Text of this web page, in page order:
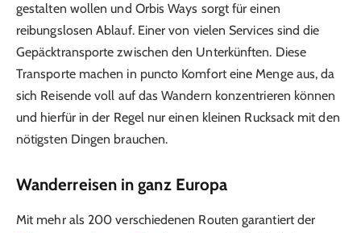
gestalten wollen und Orbis Ways sorgt für einen
reibungslosen Ablauf. Einer von vielen Services sind die
Gepäcktransporte zwischen den Unterkünften. Diese
Transporte machen in puncto Komfort eine Menge aus, da
sich Reisende voll auf das Wandern konzentrieren können
und hierfür in der Regel nur einen kleinen Rucksack mit den
nötigsten Dingen brauchen.
Wanderreisen in ganz Europa
Mit mehr als 200 verschiedenen Routen garantiert der